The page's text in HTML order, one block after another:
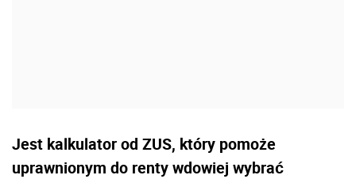
Jest kalkulator od ZUS, który pomoże
uprawnionym do renty wdowiej wybrać